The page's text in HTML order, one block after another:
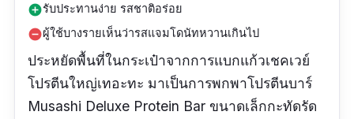
add_circleรับประทานง่าย รสชาติอร่อย
remove_circleผู้ใช้บางรายเห็นว่ารสแจมโดนัทหวานเกินไป
ประหยัดพื้นที่ในกระเป๋าจากการแบกแก้วเชคเวย์
โปรตีนใหญ่เทอะทะ มาเป็นการพกพาโปรตีนบาร์
Musashi Deluxe Protein Bar ขนาดเล็กกะทัดรัด